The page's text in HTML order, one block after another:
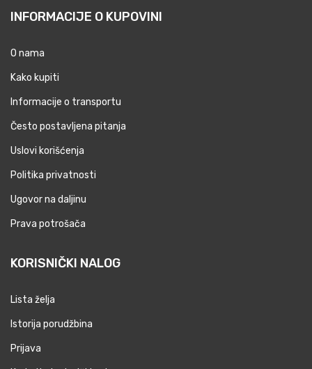
INFORMACIJE O KUPOVINI
O nama
Kako kupiti
Informacije o transportu
Često postavljena pitanja
Uslovi korišćenja
Politika privatnosti
Ugovor na daljinu
Prava potrošača
KORISNIČKI NALOG
Lista želja
Istorija porudžbina
Prijava